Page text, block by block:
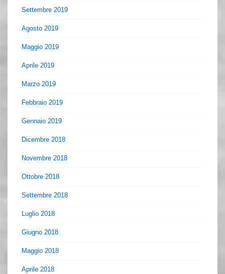
Settembre 2019
Agosto 2019
Maggio 2019
Aprile 2019
Marzo 2019
Febbraio 2019
Gennaio 2019
Dicembre 2018
Novembre 2018
Ottobre 2018
Settembre 2018
Luglio 2018
Giugno 2018
Maggio 2018
Aprile 2018